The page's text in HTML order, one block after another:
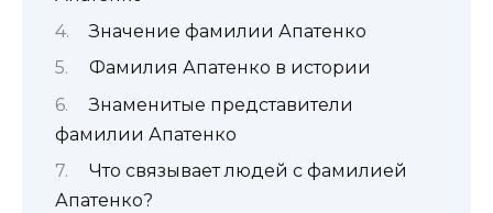
Значение фамилии Апатенко
Фамилия Апатенко в истории
Знаменитые представители
фамилии Апатенко
Что связывает людей с фамилией
Апатенко?